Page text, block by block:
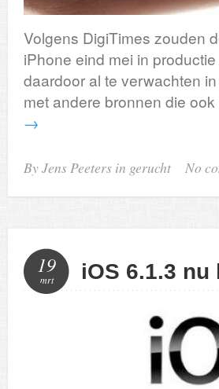
Volgens DigiTimes zouden
iPhone eind mei in
daardoor al te verwachten
met andere bronnen die
→
By Jens Peeters in gerucht No
19
mrt iOS 6.1.3